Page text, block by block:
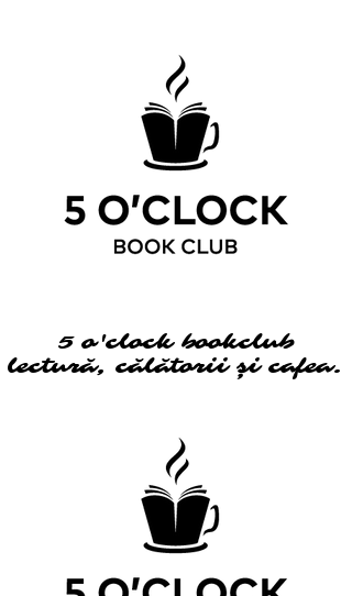
5 o'clock bookclub
lectură, călătorii și cafea.
5 o'clock bookclub
lectură, călătorii și cafea.